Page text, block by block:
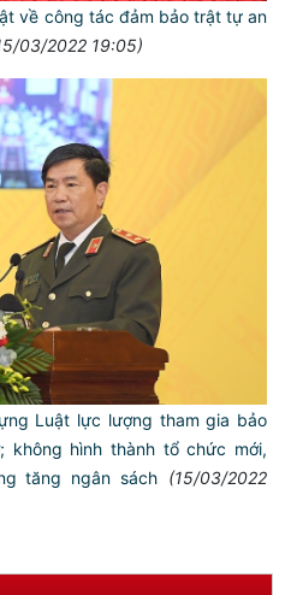
về công tác đảm bảo trật tự an
03/2022 19:05)
Luật lực lượng tham gia bảo
hình thành tổ chức mới,
tăng ngân sách (15/03/2022
CÁCH
CÁCH MỆNH LÀ:
LIÊM, CHÍNH
GIÚP ĐỠ
TRUNG THÀNH